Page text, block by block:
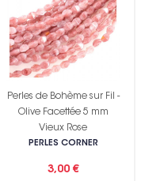
Perles de Bohème sur Fil -
Olive Facettée 5 mm
Vieux Rose
PERLES CORNER
3,00 €